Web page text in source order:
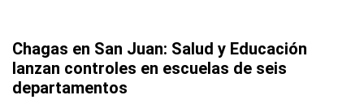
Chagas en San Juan: Salud y Educación
lanzan controles en escuelas de seis
departamentos